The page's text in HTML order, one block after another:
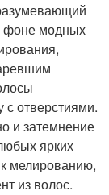
фоне модных
отверстиями.
и затемнение
ярких
к мелированию,
из волос.